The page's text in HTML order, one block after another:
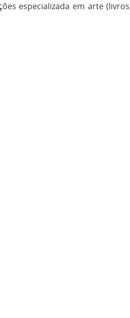
especializada em arte